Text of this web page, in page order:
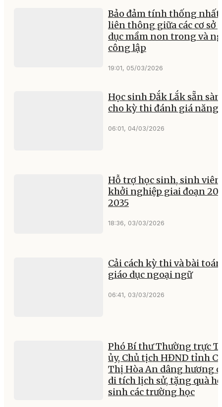
Bảo đảm tính thống nhất,
liên thông giữa các cơ sở
dục mầm non trong và
công lập
19:01, 05/03/2026
Học sinh Đắk Lắk sẵn
cho kỳ thi đánh giá năng
06:01, 04/03/2026
Hỗ trợ học sinh, sinh viên
khởi nghiệp giai đoạn
2035
18:36, 03/03/2026
Cải cách kỳ thi và bài toán
giáo dục ngoại ngữ
06:41, 03/03/2026
Phó Bí thư Thường trực
ủy, Chủ tịch HĐND tỉnh
Thị Hòa An dâng hương
di tích lịch sử, tặng quà
sinh các trường học